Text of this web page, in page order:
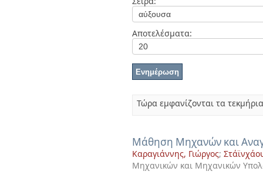
Αποτελέσματα:
Τώρα εμφανίζονται τα
Μάθηση Μηχανών και
Καραγιάννης, Γιώργος;
Μηχανικών και Μηχανικών